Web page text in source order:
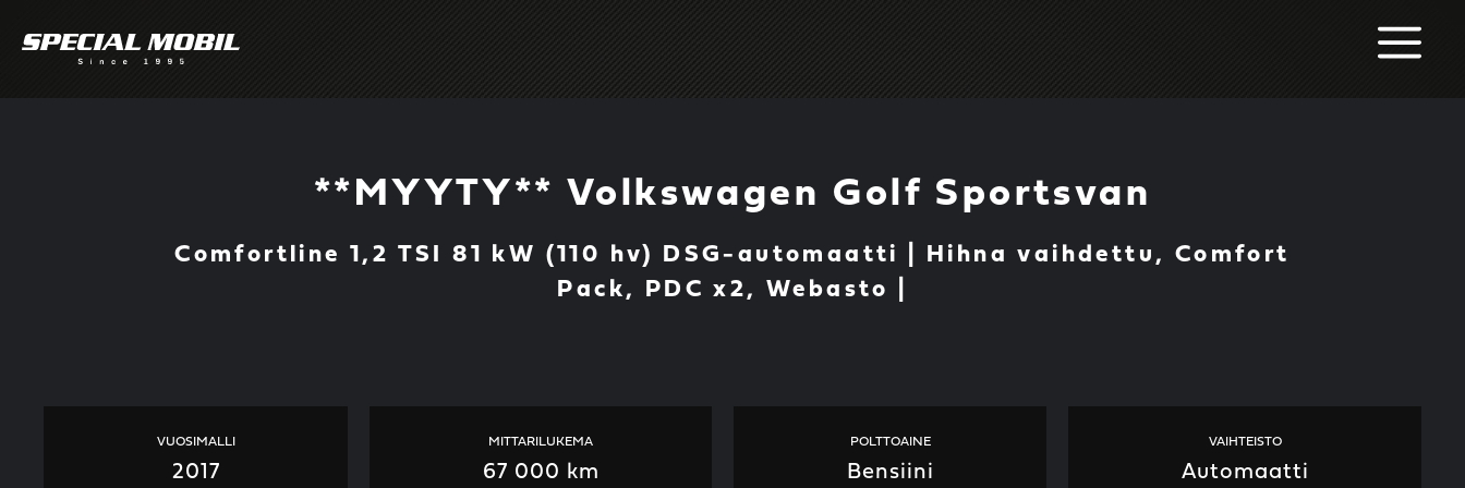
**MYYTY** Volkswagen Golf Sportsvan
Comfortline 1,2 TSI 81 kW (110 hv) DSG-automaatti | Hihna vaihdettu, Comfort
Pack, PDC x2, Webasto |
VUOSIMALLI
2017
MITTARILUKEMA
67 000 km
POLTTOAINE
Bensiini
VAIHTEISTO
Automaatti